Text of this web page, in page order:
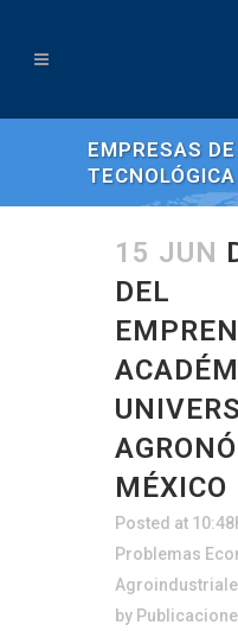
EMPRESAS
15 JUN
DEL
MÉXICO
Posted at
Problemas
by